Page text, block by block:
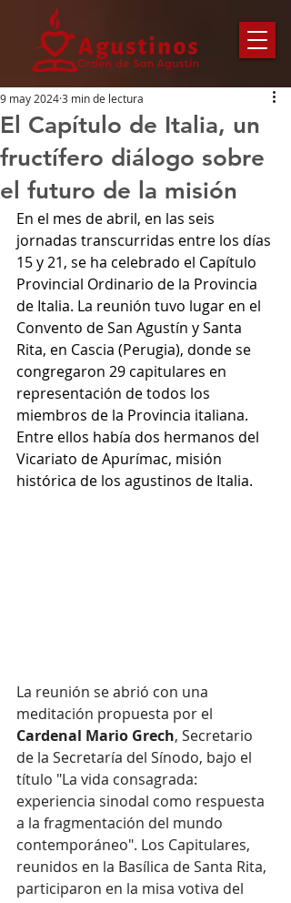
El Capítulo de Italia, un
fructífero diálogo sobre
el futuro de la misión
9 may 20243 min de lectura
En el mes de abril, en las seis
jornadas transcurridas entre los días
15 y 21, se ha celebrado el Capítulo
Provincial Ordinario de la Provincia
de Italia. La reunión tuvo lugar en el
Convento de San Agustín y Santa
Rita, en Cascia (Perugia), donde se
congregaron 29 capitulares en
representación de todos los
miembros de la Provincia italiana.
Entre ellos había dos hermanos del
Vicariato de Apurímac, misión
histórica de los agustinos de Italia.
La reunión se abrió con una
meditación propuesta por el
Cardenal Mario Grech, Secretario
de la Secretaría del Sínodo, bajo el
título "La vida consagrada:
experiencia sinodal como respuesta
a la fragmentación del mundo
contemporáneo". Los Capitulares,
reunidos en la Basílica de Santa Rita,
participaron en la misa votiva del